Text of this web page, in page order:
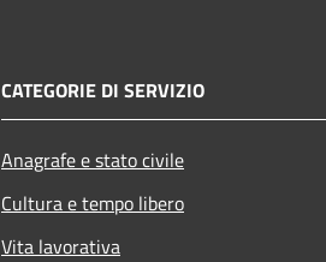
CATEGORIE DI SERVIZIO
Anagrafe e stato civile
Cultura e tempo libero
Vita lavorativa